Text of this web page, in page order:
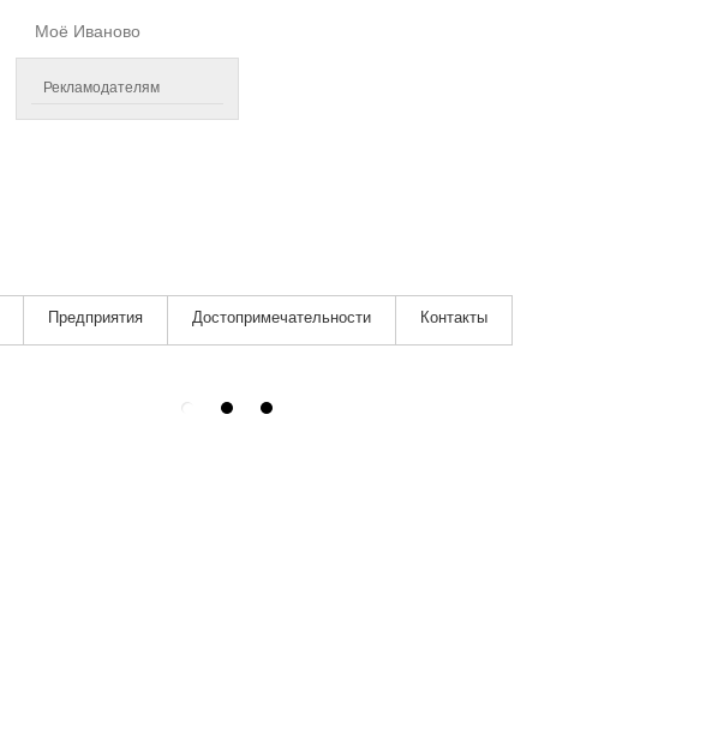
Моё Иваново
Рекламодателям
Предприятия Достопримечательности Контакты